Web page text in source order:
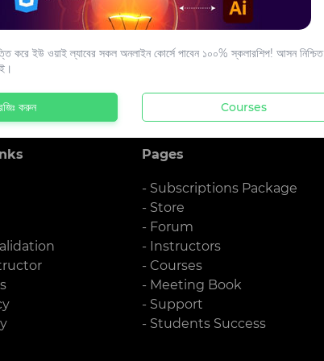
Pages
- Subscriptions Package
- Store
- Forum
- Instructors
- Courses
- Meeting Book
- Support
- Students Success
করে ইউ ওয়াই ল্যাবের সকল অনলাইন কোর্সে পাবেন ১০০% স্কলারশিপ! আসন নিশ্চিত
করুন Courses